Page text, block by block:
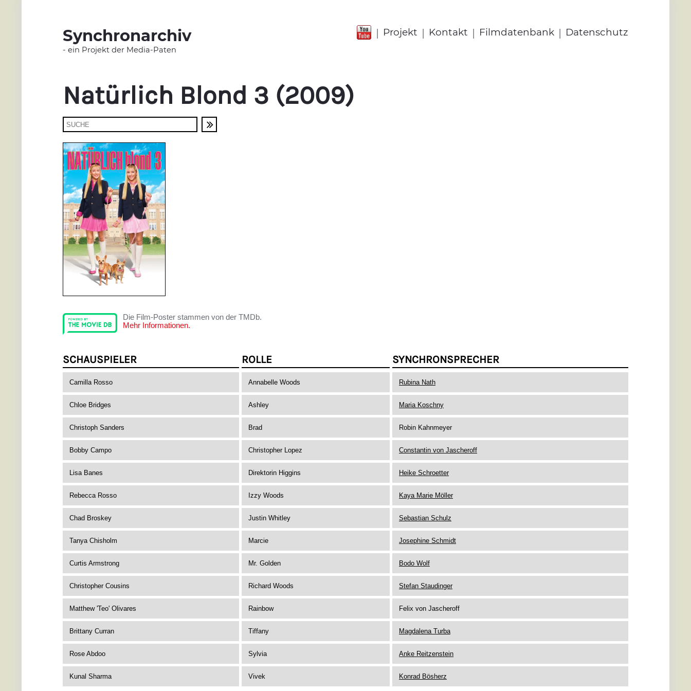
Synchronarchiv
- ein Projekt der Media-Paten
| Projekt | Kontakt | Filmdatenbank | Datenschutz
Natürlich Blond 3 (2009)
Die Film-Poster stammen von der TMDb.
Mehr Informationen.
SCHAUSPIELER ROLLE SYNCHRONSPRECHER
Camilla Rosso Annabelle Woods Rubina Nath
Chloe Bridges Ashley Maria Koschny
Christoph Sanders Brad Robin Kahnmeyer
Bobby Campo Christopher Lopez Constantin von Jascheroff
Lisa Banes Direktorin Higgins Heike Schroetter
Rebecca Rosso Izzy Woods Kaya Marie Möller
Chad Broskey Justin Whitley Sebastian Schulz
Tanya Chisholm Marcie Josephine Schmidt
Curtis Armstrong Mr. Golden Bodo Wolf
Christopher Cousins Richard Woods Stefan Staudinger
Matthew 'Teo' Olivares Rainbow Felix von Jascheroff
Brittany Curran Tiffany Magdalena Turba
Rose Abdoo Sylvia Anke Reitzenstein
Kunal Sharma Vivek Konrad Bösherz